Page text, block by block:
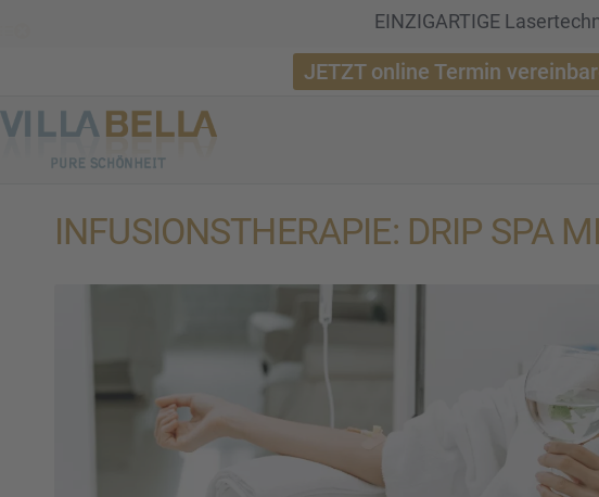
EINZIGARTIGE
JETZT online Termin
INFUSI­ONS­THE­RA­PIE: DRIP SPA